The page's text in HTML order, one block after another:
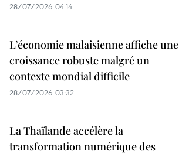
28/07/2026 04:14
L’économie malaisienne affiche une
croissance robuste malgré un
contexte mondial difficile
28/07/2026 03:32
La Thaïlande accélère la
transformation numérique des